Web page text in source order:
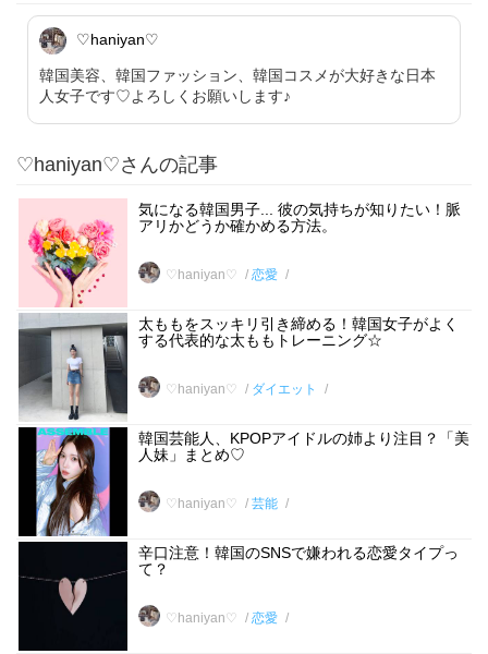
♡haniyan♡
韓国美容、韓国ファッション、韓国コスメが大好きな日本
人女子です♡よろしくお願いします♪
♡haniyan♡さんの記事
気になる韓国男子... 彼の気持ちが知りたい！脈
アリかどうか確かめる方法。
♡haniyan♡ 恋愛
太ももをスッキリ引き締める！韓国女子がよく
する代表的な太ももトレーニング☆
♡haniyan♡ ダイエット
韓国芸能人、KPOPアイドルの姉より注目？「美
人妹」まとめ♡
♡haniyan♡ 芸能
辛口注意！韓国のSNSで嫌われる恋愛タイプっ
て？
♡haniyan♡ 恋愛